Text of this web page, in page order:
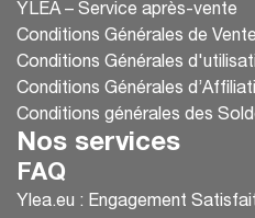
YLEA – Service après-vente
Conditions Générales de Vente
Conditions Générales
Conditions Générales
Conditions générales des
Nos services
FAQ
Ylea.eu : Engagement